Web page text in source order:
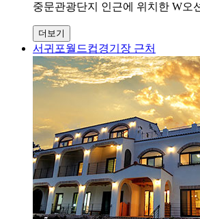
중문관광단지 인근에 위치한 W오
더보기
서귀포월드컵경기장 근처